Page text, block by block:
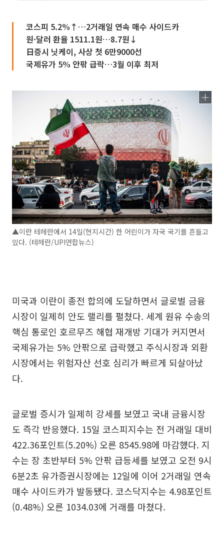
코스피 5.2%↑…2거래일 연속 매수 사이드카
원·달러 환율 1511.1원…8.7원↓
日증시 닛케이, 사상 첫 6만9000선
국제유가 5% 안팎 급락…3월 이후 최저
▲이란 테헤란에서 14일(현지시간) 한 어린이가 자국 국기를 흔들고
있다. (테헤란/UPI연합뉴스)
미국과 이란이 종전 합의에 도달하면서 글로벌 금융
시장이 일제히 안도 랠리를 펼쳤다. 세계 원유 수송의
핵심 통로인 호르무즈 해협 재개방 기대가 커지면서
국제유가는 5% 안팎으로 급락했고 주식시장과 외환
시장에서는 위험자산 선호 심리가 빠르게 되살아났
다.
글로벌 증시가 일제히 강세를 보였고 국내 금융시장
도 즉각 반응했다. 15일 코스피지수는 전 거래일 대비
422.36포인트(5.20%) 오른 8545.98에 마감했다. 지
수는 장 초반부터 5% 안팎 급등세를 보였고 오전 9시
6분2초 유가증권시장에는 12일에 이어 2거래일 연속
매수 사이드카가 발동됐다. 코스닥지수는 4.98포인트
(0.48%) 오른 1034.03에 거래를 마쳤다.